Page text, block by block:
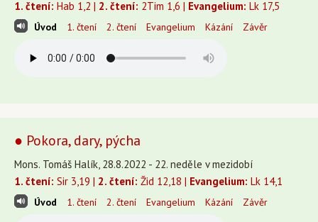
1. čtení: Hab 1,2 | 2. čtení: 2Tim 1,6 | Evangelium: Lk 17,5
Úvod 1. čtení 2. čtení Evangelium Kázání Závěr
● Pokora, dary, pýcha
Mons. Tomáš Halík, 28.8.2022 - 22. neděle v mezidobí
1. čtení: Sir 3,19 | 2. čtení: Žid 12,18 | Evangelium: Lk 14,1
Úvod 1. čtení 2. čtení Evangelium Kázání Závěr